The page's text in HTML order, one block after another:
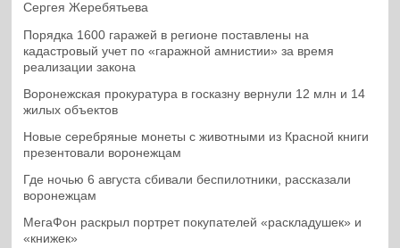
Сергея Жеребятьева
Порядка 1600 гаражей в регионе поставлены на
кадастровый учет по «гаражной амнистии» за время
реализации закона
Воронежская прокуратура в госказну вернули 12 млн и 14
жилых объектов
Новые серебряные монеты с животными из Красной книги
презентовали воронежцам
Где ночью 6 августа сбивали беспилотники, рассказали
воронежцам
МегаФон раскрыл портрет покупателей «раскладушек» и
«книжек»